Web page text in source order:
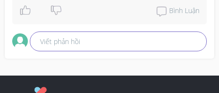
Bình Luận
Viết phản hồi